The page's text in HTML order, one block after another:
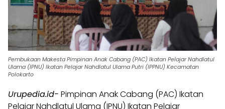
Pembukaan Makesta Pimpinan Anak Cabang (PAC) Ikatan Pelajar Nahdlatul
Ulama (IPNU) Ikatan Pelajar Nahdlatul Ulama Putri (IPPNU) Kecamatan
Polokarto
Urupedia.id- Pimpinan Anak Cabang (PAC) Ikatan
Pelajar Nahdlatul Ulama (IPNU) Ikatan Pelajar